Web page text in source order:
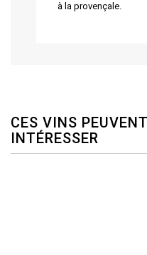
à la provençale.
CES VINS
INTÉRESSER